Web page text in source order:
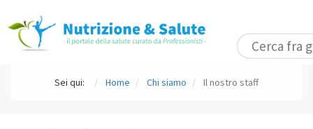
Sei qui: Home Chi siamo Il nostro staff